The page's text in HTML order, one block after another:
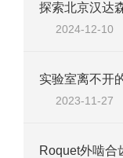
2024-12-10
2023-11-27
Roquet外啮合